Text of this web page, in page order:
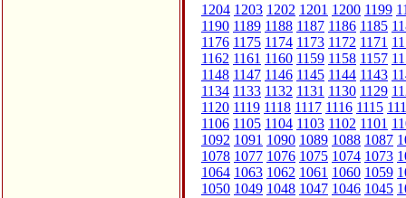
1204 1203 1202 1201 1200 1199
1190 1189 1188 1187 1186 1185
1176 1175 1174 1173 1172 1171
1162 1161 1160 1159 1158 1157
1148 1147 1146 1145 1144 1143
1134 1133 1132 1131 1130 1129
1120 1119 1118 1117 1116 1115
1106 1105 1104 1103 1102 1101
1092 1091 1090 1089 1088 1087
1078 1077 1076 1075 1074 1073
1064 1063 1062 1061 1060 1059
1050 1049 1048 1047 1046 1045